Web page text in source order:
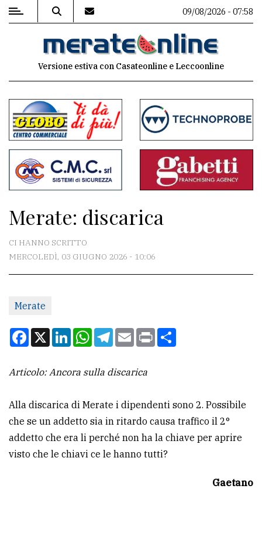
MENU
commenti
Contenuti
del
sito
Associazioni
Meteo
redazione
Per
tua
pubblicità
09/08/2026 - 07:58
Versione estiva con Casateonline e Leccoonline
Merate: discarica
CI HANNO SCRITTO
MERCOLEDÌ, 03 GIUGNO 2026 - 10:06
Merate
Facebook
X LinkedInWhatsApp
Telegram
EmailPrint
Articolo: Ancora sulla discarica
Alla discarica di Merate i dipendenti sono 2. Possibile
che se un addetto sia in ritardo causa traffico il 2°
addetto che era li perché non ha la chiave per aprire
visto che le chiavi ce le hanno tutti?
Gaetano